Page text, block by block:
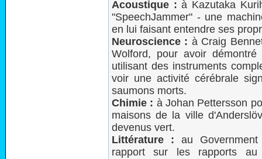
Acoustique : à Kazutaka
"SpeechJammer" - une
en lui faisant entendre ses
Neuroscience : à Craig
Wolford, pour avoir
utilisant des instruments
voir une activité cérébrale
saumons morts.
Chimie : à Johan Pettersson
maisons de la ville
devenus vert.
Littérature : au
rapport sur ​​les rapports au